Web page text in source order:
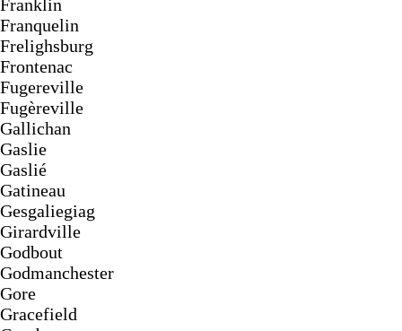
Franklin
Franquelin
Frelighsburg
Frontenac
Fugereville
Fugèreville
Gallichan
Gaslie
Gaslié
Gatineau
Gesgaliegiag
Girardville
Godbout
Godmanchester
Gore
Gracefield